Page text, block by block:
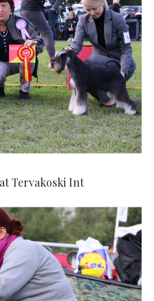
Tervakoski Int